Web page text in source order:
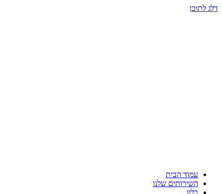
דלג לתוכן
עמוד הבית
השירותים שלנו
בלוג